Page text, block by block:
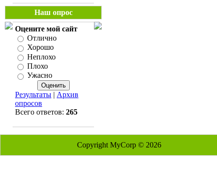
Наш опрос
Оцените мой сайт
Отлично
Хорошо
Неплохо
Плохо
Ужасно
Результаты | Архив
опросов
Всего ответов: 265
Copyright MyCorp © 2026